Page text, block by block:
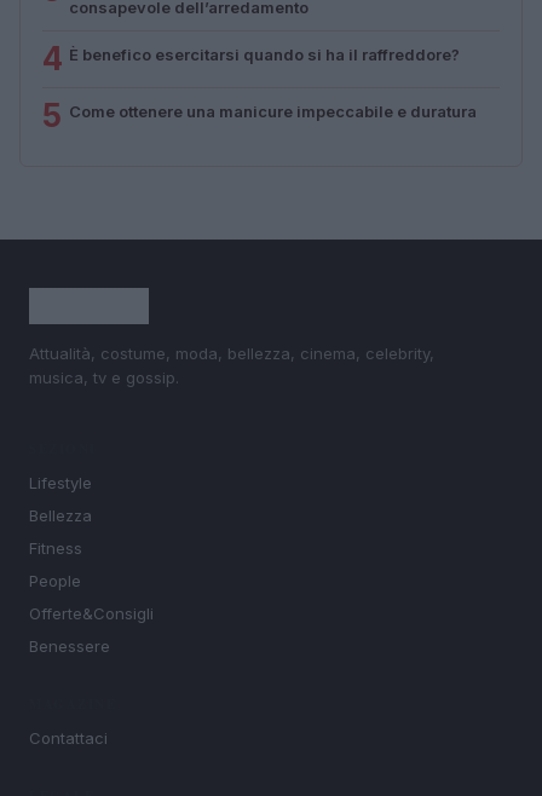
consapevole dell’arredamento
4 È benefico esercitarsi quando si ha il raffreddore?
5 Come ottenere una manicure impeccabile e duratura
Attualità, costume, moda, bellezza, cinema, celebrity,
musica, tv e gossip.
Lifestyle
Bellezza
Fitness
People
Offerte&Consigli
Benessere
Contattaci